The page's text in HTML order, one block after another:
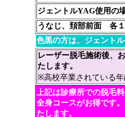
ジェントルYAG使用の
うなじ、頚部前面 各
色黒の方は、ジェント
レーザー脱毛施術後、
たします。
※高校卒業されている
上記は診療所での脱毛
全身コースがお得です
たします。